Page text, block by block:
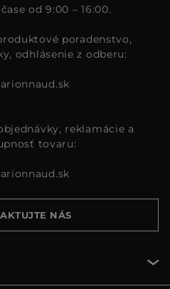
od 9:00 – 16:00.
poradenstvo,
odhlásenie z odberu:
reklamácie a
tovaru:
NÁS